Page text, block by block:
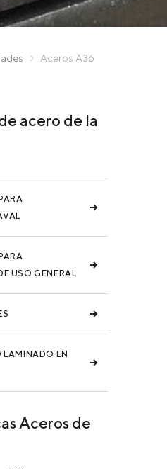
Aceros A36
acero de la
USO GENERAL
LAMINADO EN
Aceros de